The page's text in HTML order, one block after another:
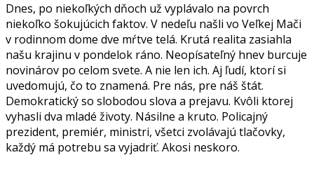
Dnes, po niekoľkých dňoch už vyplávalo na povrch
niekoľko šokujúcich faktov. V nedeľu našli vo Veľkej Mači
v rodinnom dome dve mŕtve telá. Krutá realita zasiahla
našu krajinu v pondelok ráno. Neopísateľný hnev burcuje
novinárov po celom svete. A nie len ich. Aj ľudí, ktorí si
uvedomujú, čo to znamená. Pre nás, pre náš štát.
Demokratický so slobodou slova a prejavu. Kvôli ktorej
vyhasli dva mladé životy. Násilne a kruto. Policajný
prezident, premiér, ministri, všetci zvolávajú tlačovky,
každý má potrebu sa vyjadriť. Akosi neskoro.